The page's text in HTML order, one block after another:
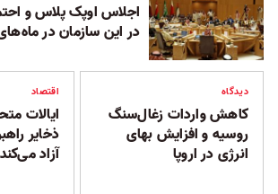
اجلاس اوپک پلاس و
در این سازمان در
دیدگاه
کاهش واردات زغال‌سنگ
روسیه و افزایش بهای
انرژی در اروپا
اقتصاد
ایالات‌
ذخایر
آزاد می‌کند